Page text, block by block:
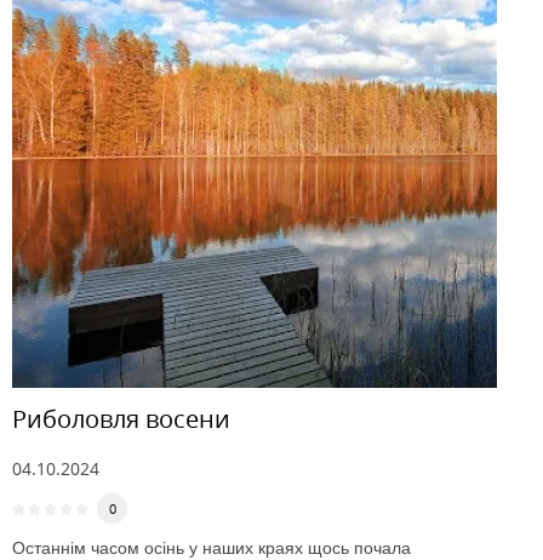
Риболовля восени
04.10.2024
0
Останнім часом осінь у наших краях щось почала